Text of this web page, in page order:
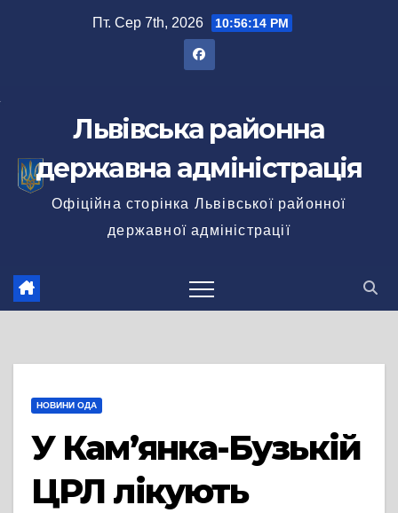
Пт. Сер 7th, 2026 10:56:14 PM
Львівська районна
державна адміністрація
Офіційна сторінка Львівської районної
державної адміністрації
НОВИНИ ОДА
У Кам’янка-Бузькій
ЦРЛ лікують